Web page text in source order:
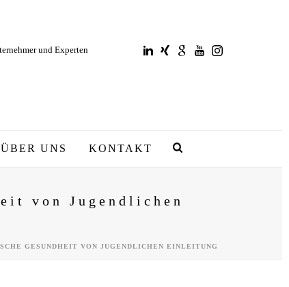
und Experten
ÜBER UNS KONTAKT
von Jugendlichen
GESUNDHEIT VON JUGENDLICHEN EINLEITUNG